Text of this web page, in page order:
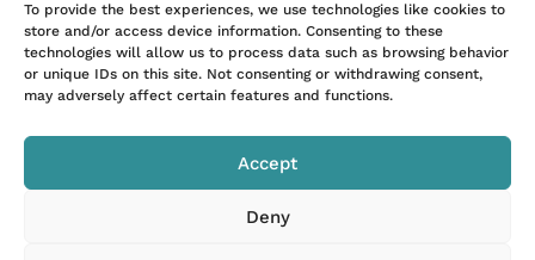
To provide the best experiences, we use technologies like cookies to
store and/or access device information. Consenting to these
technologies will allow us to process data such as browsing behavior
or unique IDs on this site. Not consenting or withdrawing consent,
may adversely affect certain features and functions.
Accept
Deny
e du
Valais
À vingt-cinq
minutes de
Nos destinations
Les Alpes
La Côte d'Azur